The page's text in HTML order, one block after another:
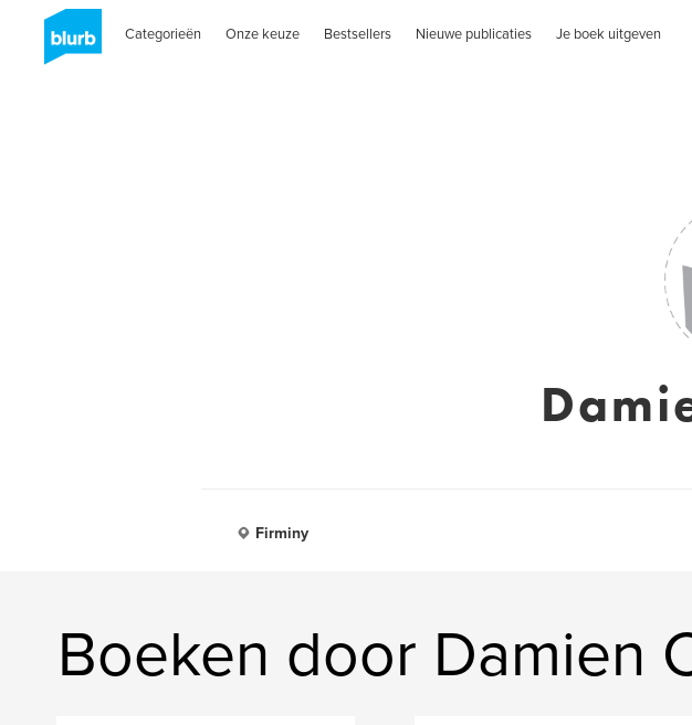
Categorieën Onze keuze Bestsellers Nieuwe publicaties Je boek uitgeven
Firminy
Boeken door Damien